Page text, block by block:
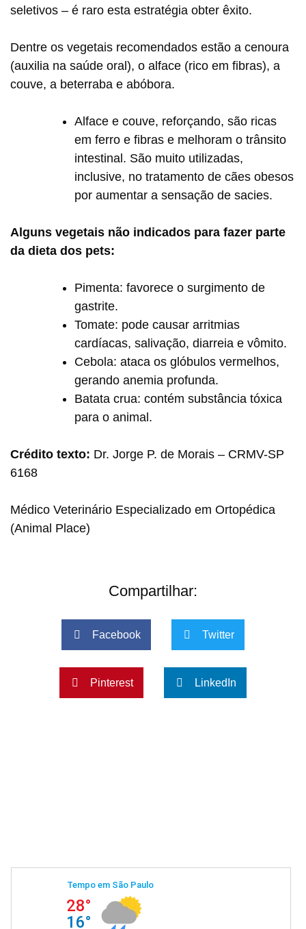
seletivos – é raro esta estratégia obter êxito.
Dentre os vegetais recomendados estão a cenoura
(auxilia na saúde oral), o alface (rico em fibras), a
couve, a beterraba e abóbora.
Alface e couve, reforçando, são ricas
em ferro e fibras e melhoram o trânsito
intestinal. São muito utilizadas,
inclusive, no tratamento de cães obesos
por aumentar a sensação de sacies.
Alguns vegetais não indicados para fazer parte
da dieta dos pets:
Pimenta: favorece o surgimento de
gastrite.
Tomate: pode causar arritmias
cardíacas, salivação, diarreia e vômito.
Cebola: ataca os glóbulos vermelhos,
gerando anemia profunda.
Batata crua: contém substância tóxica
para o animal.
Crédito texto: Dr. Jorge P. de Morais – CRMV-SP
6168
Médico Veterinário Especializado em Ortopédica
(Animal Place)
Compartilhar:
Facebook Twitter
Pinterest LinkedIn